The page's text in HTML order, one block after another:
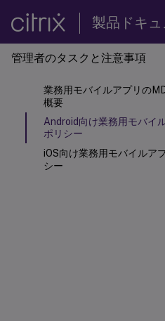
製品ドキュ
管理者のタスクと注意事項
業務用モバイルアプリの
概要
Android向け業務用モバイ
ポリシー
iOS向け業務用モバイルア
シー